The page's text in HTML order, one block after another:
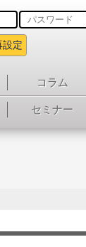
設定
コラム
セミナー